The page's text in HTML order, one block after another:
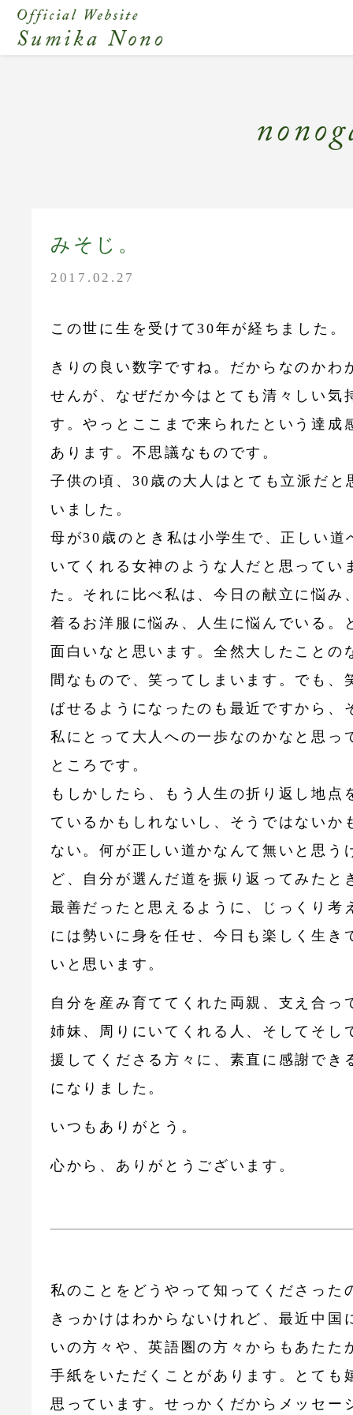
みそじ。
2017.02.27
この世に生を受けて30年が経ちました。
きりの良い数字ですね。だからなのかわ
せんが、なぜだか今はとても清々しい気
す。やっとここまで来られたという達成
あります。不思議なものです。
子供の頃、30歳の大人はとても立派だと
いました。
母が30歳のとき私は小学生で、正しい道
いてくれる女神のような人だと思ってい
た。それに比べ私は、今日の献立に悩み
着るお洋服に悩み、人生に悩んでいる。
面白いなと思います。全然大したことの
間なもので、笑ってしまいます。でも、
ばせるようになったのも最近ですから、
私にとって大人への一歩なのかなと思っ
ところです。
もしかしたら、もう人生の折り返し地点
ているかもしれないし、そうではないか
ない。何が正しい道かなんて無いと思う
ど、自分が選んだ道を振り返ってみたと
最善だったと思えるように、じっくり考
には勢いに身を任せ、今日も楽しく生き
いと思います。
自分を産み育ててくれた両親、支え合っ
姉妹、周りにいてくれる人、そしてそし
援してくださる方々に、素直に感謝でき
になりました。
いつもありがとう。
心から、ありがとうございます。
私のことをどうやって知ってくださった
きっかけはわからないけれど、最近中国
いの方々や、英語圏の方々からもあたた
手紙をいただくことがあります。とても
思っています。せっかくだからメッセー